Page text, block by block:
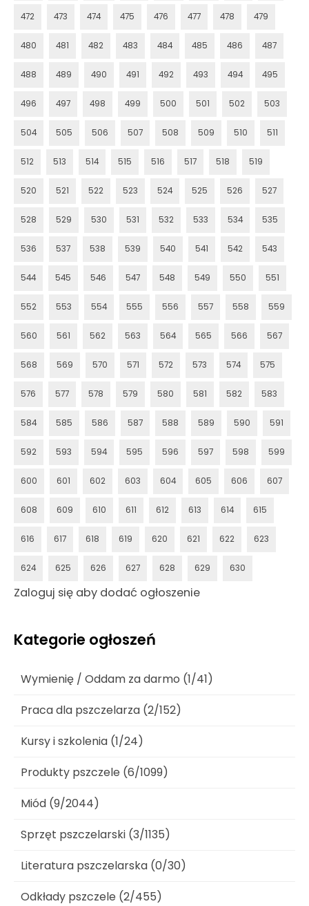
472 473 474 475 476 477 478 479
480 481 482 483 484 485 486 487
488 489 490 491 492 493 494 495
496 497 498 499 500 501 502 503
504 505 506 507 508 509 510 511
512 513 514 515 516 517 518 519
520 521 522 523 524 525 526 527
528 529 530 531 532 533 534 535
536 537 538 539 540 541 542 543
544 545 546 547 548 549 550 551
552 553 554 555 556 557 558 559
560 561 562 563 564 565 566 567
568 569 570 571 572 573 574 575
576 577 578 579 580 581 582 583
584 585 586 587 588 589 590 591
592 593 594 595 596 597 598 599
600 601 602 603 604 605 606 607
608 609 610 611 612 613 614 615
616 617 618 619 620 621 622 623
624 625 626 627 628 629 630
Zaloguj się aby dodać ogłoszenie
Kategorie ogłoszeń
Wymienię / Oddam za darmo (1/41)
Praca dla pszczelarza (2/152)
Kursy i szkolenia (1/24)
Produkty pszczele (6/1099)
Miód (9/2044)
Sprzęt pszczelarski (3/1135)
Literatura pszczelarska (0/30)
Odkłady pszczele (2/455)